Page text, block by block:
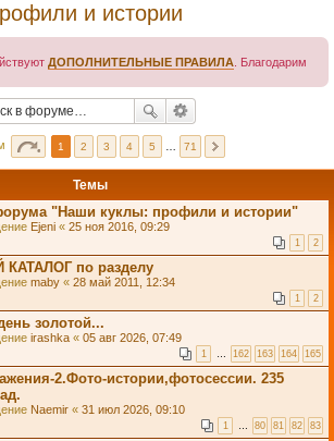
и истории
ДОПОЛНИТЕЛЬНЫЕ ПРАВИЛА . Благодарим
1 2 3 4 5 71
Темы
"Наши куклы: профили и истории"
Ejeni « 25 ноя 2016, 09:29
1 2
по разделу
maby « 28 май 2011, 12:34
1 2
золотой...
irashka « 05 авг 2026, 07:49
1 … 162 163 164 165
2.Фото-истории,фотосессии. 235
Naemir « 31 июл 2026, 09:10
1 … 80 81 82 83